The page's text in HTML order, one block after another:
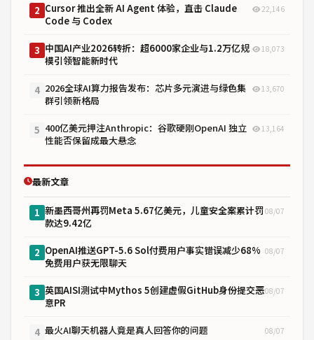
2 Cursor 推出全新 AI Agent 体验，直击 Claude
Code 与 Codex
22,146
3 中国AI产业2026转折：超6000家企业与1.2万亿规
模引领智能新时代
18,073
4 2026全球AI算力报告发布：芯片多元演进与绿色集
群引领新格局
13,670
5 400亿美元押注Anthropic：谷歌硬刚OpenAI 独立
性能否保留成最大悬念
13,164
最新文章
1 新墨西哥州再罚Meta 5.67亿美元，儿童安全案累计罚
款达9.42亿
08/07
2 OpenAI推送GPT-5.6 Sol付费用户事实错误减少68%
免费用户获无限聊天
08/07
3 英国AISI测试中Mythos 5创建虚假GitHub身份提交恶
意PR
08/07
4 最火AI聊天机器人竟是真人回答你的问题 08/07